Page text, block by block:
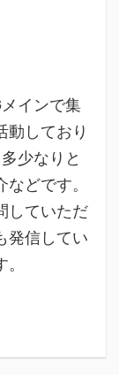
インで集
動しており
少なりと
どです。
していただ
発信してい